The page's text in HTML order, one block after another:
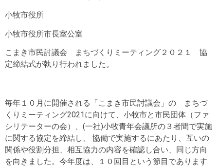
小牧市役所
小牧市役所市長室公室
こまき市民討議会 まちづくりミーティング２０２１ 協
定締結式が執り行われました。
毎年１０月に開催される「こまき市民討議会」の まちづ
くりミーティング2021に向けて、小牧市と市民団体（ファ
シリテーターの会）、(一社)小牧青年会議所の３者間で実施
に関する協定を締結し、 協働で実施するにあたり、互いの
関係や役割分担、相互協力の内容を確認し合い、同じ方向
を向きました。今年度は、１０回目という節目であります